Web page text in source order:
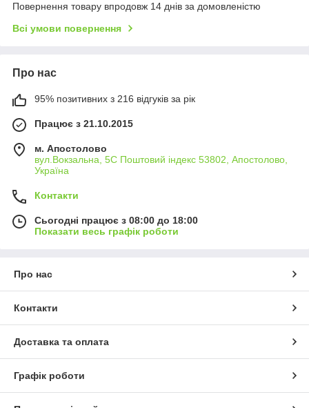
Повернення товару впродовж 14 днів за домовленістю
Всі умови повернення
Про нас
95% позитивних з 216 відгуків за рік
Працює з 21.10.2015
м. Апостолово
вул.Вокзальна, 5С Поштовий індекс 53802, Апостолово,
Україна
Контакти
Сьогодні працює з 08:00 до 18:00
Показати весь графік роботи
Про нас
Контакти
Доставка та оплата
Графік роботи